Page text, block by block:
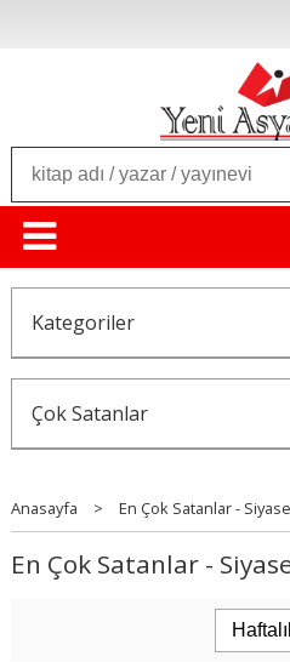
Kategoriler
Çok Satanlar
Anasayfa > En Çok Satanlar -
En Çok Satanlar -